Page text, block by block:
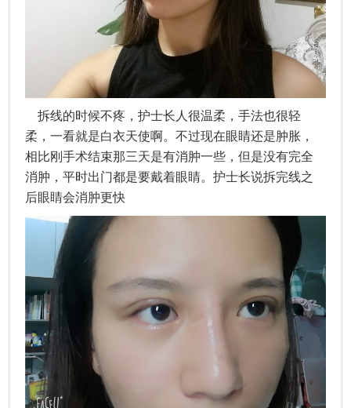
拆线的时候不疼，护士长人很温柔，手法也很轻
柔，一看就是白衣天使啊。不过现在眼睛还是肿胀，
相比刚手术结束那三天是有消肿一些，但是没有完全
消肿，平时出门都是要戴着眼睛。护士长说拆完线之
后眼睛会消肿更快